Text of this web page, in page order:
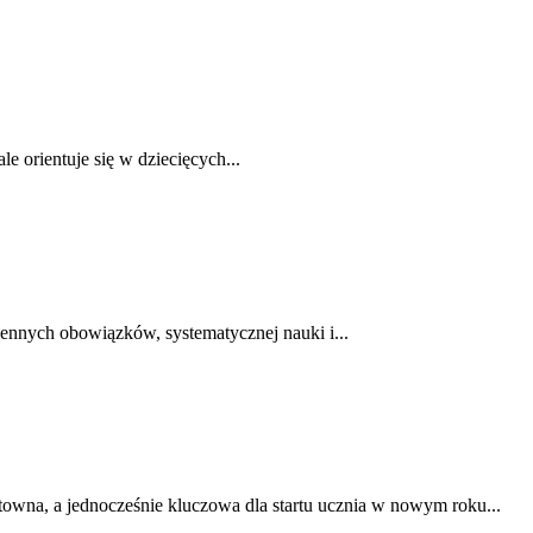
orientuje się w dziecięcych...
obowiązków, systematycznej nauki i...
a jednocześnie kluczowa dla startu ucznia w nowym roku...